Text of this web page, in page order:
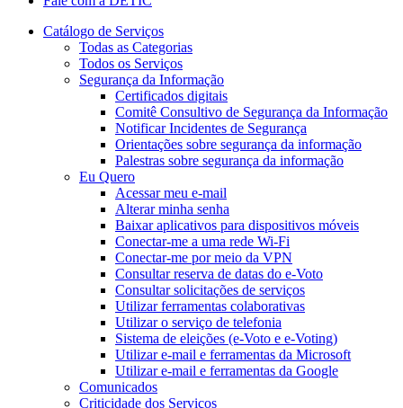
Catálogo de Serviços
Todas as Categorias
Todos os Serviços
Segurança da Informação
Certificados digitais
Comitê Consultivo de Segurança da Informação
Notificar Incidentes de Segurança
Orientações sobre segurança da informação
Palestras sobre segurança da informação
Eu Quero
Acessar meu e-mail
Alterar minha senha
Baixar aplicativos para dispositivos móveis
Conectar-me a uma rede Wi-Fi
Conectar-me por meio da VPN
Consultar reserva de datas do e-Voto
Consultar solicitações de serviços
Utilizar ferramentas colaborativas
Utilizar o serviço de telefonia
Sistema de eleições (e-Voto e e-Voting)
Utilizar e-mail e ferramentas da Microsoft
Utilizar e-mail e ferramentas da Google
Comunicados
Criticidade dos Serviços